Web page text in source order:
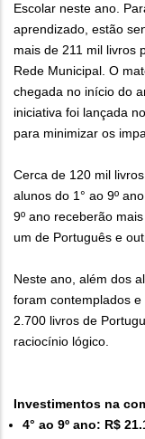
Escolar neste ano.
aprendizado, estão
mais de 211 mil livros
Rede Municipal. O
chegada no início do
iniciativa foi lançada
para minimizar os
Cerca de 120 mil
alunos do 1° ao 9º
9º ano receberão
um de Português e
Neste ano, além dos
foram contemplados
2.700 livros de
raciocínio lógico.
Investimentos na
4° ao 9º ano: R$